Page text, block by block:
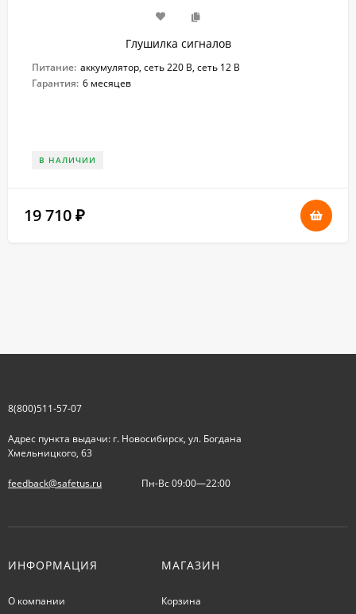
Глушилка сигналов
Питание: аккумулятор, сеть 220 В, сеть 12 В
Гарантия: 6 месяцев
В НАЛИЧИИ
19 710 ₽
8(800)511-57-07
Адрес пункта выдачи: г. Новосибирск, ул. Богдана
Хмельницкого, 63
feedback@safetus.ru Пн-Вс 09:00—22:00
ИНФОРМАЦИЯ
О компании
МАГАЗИН
Корзина